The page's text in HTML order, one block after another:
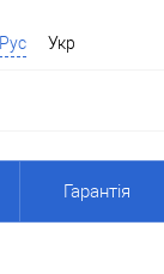
Рус Укр
Гарантія